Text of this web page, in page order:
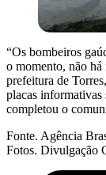
“Os bombeiros
o momento, não
prefeitura de
placas informativas
completou o
Fonte. Agência
Fotos. Divulgação